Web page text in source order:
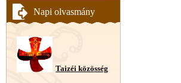
Napi olvasmány
Taizéi közösség